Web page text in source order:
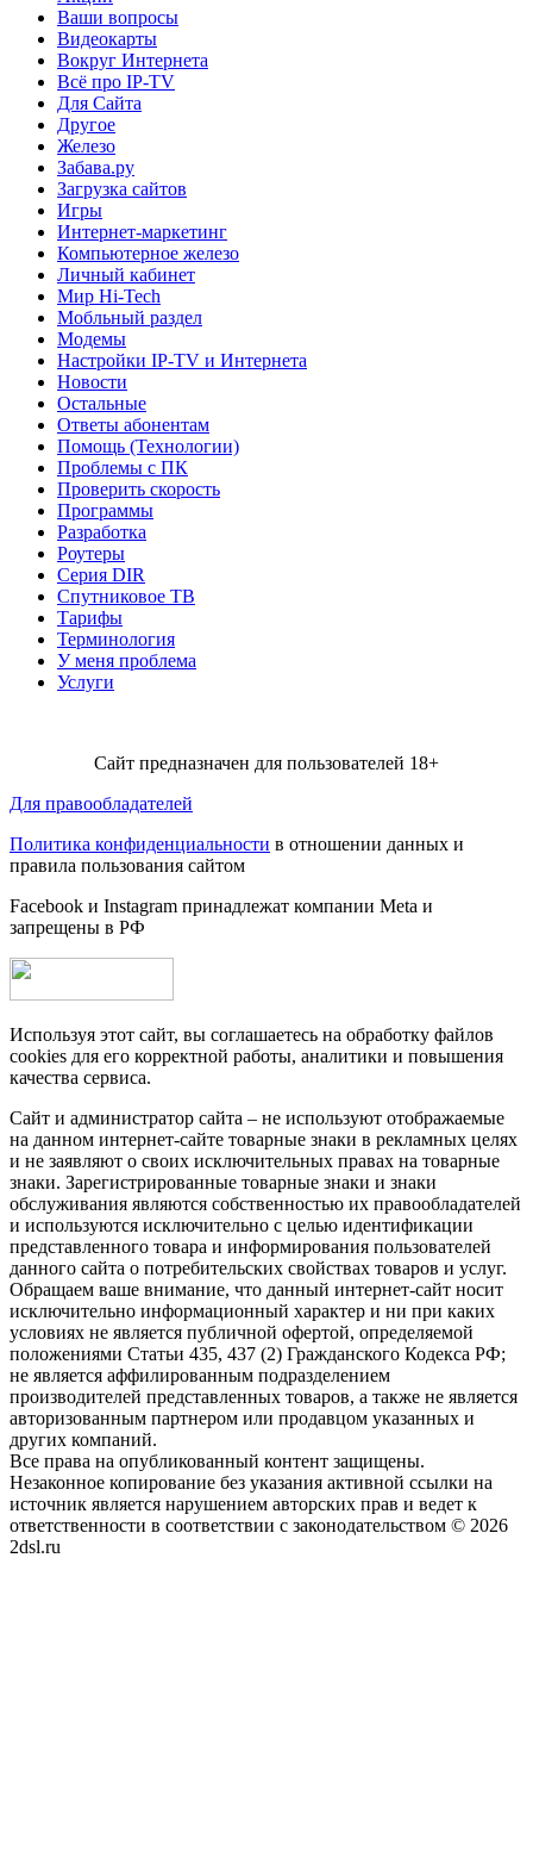
Ваши вопросы
Видеокарты
Вокруг Интернета
Всё про IP-TV
Для Сайта
Другое
Железо
Забава.ру
Загрузка сайтов
Игры
Интернет-маркетинг
Компьютерное железо
Личный кабинет
Мир Hi-Tech
Мобльный раздел
Модемы
Настройки IP-TV и Интернета
Новости
Остальные
Ответы абонентам
Помощь (Технологии)
Проблемы с ПК
Проверить скорость
Программы
Разработка
Роутеры
Серия DIR
Спутниковое ТВ
Тарифы
Терминология
У меня проблема
Услуги
Сайт предназначен для пользователей 18+
Для правообладателей
Политика конфиденциальности в отношении данных и
правила пользования сайтом
Facebook и Instagram принадлежат компании Metа и
запрещены в РФ
Используя этот сайт, вы соглашаетесь на обработку файлов
cookies для его корректной работы, аналитики и повышения
качества сервиса.
Сайт и администратор сайта – не используют отображаемые
на данном интернет-сайте товарные знаки в рекламных целях
и не заявляют о своих исключительных правах на товарные
знаки. Зарегистрированные товарные знаки и знаки
обслуживания являются собственностью их правообладателей
и используются исключительно с целью идентификации
представленного товара и информирования пользователей
данного сайта о потребительских свойствах товаров и услуг.
Обращаем ваше внимание, что данный интернет-сайт носит
исключительно информационный характер и ни при каких
условиях не является публичной офертой, определяемой
положениями Статьи 435, 437 (2) Гражданского Кодекса РФ;
не является аффилированным подразделением
производителей представленных товаров, а также не является
авторизованным партнером или продавцом указанных и
других компаний.
Все права на опубликованный контент защищены.
Незаконное копирование без указания активной ссылки на
источник является нарушением авторских прав и ведет к
ответственности в соответствии с законодательством © 2026
2dsl.ru